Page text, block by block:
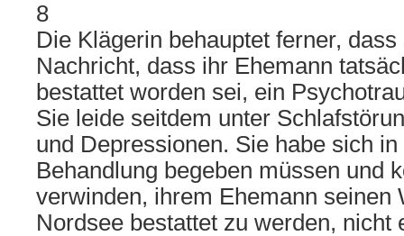
8
Die Klägerin behauptet ferner,
Nachricht, dass ihr Ehemann
bestattet worden sei, ein
Sie leide seitdem unter
und Depressionen. Sie habe sich
Behandlung begeben müssen und
verwinden, ihrem Ehemann seinen
Nordsee bestattet zu werden, nicht